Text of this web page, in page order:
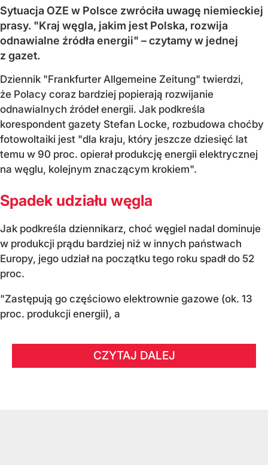
Sytuacja OZE w Polsce zwróciła uwagę niemieckiej
prasy. "Kraj węgla, jakim jest Polska, rozwija
odnawialne źródła energii" – czytamy w jednej
z gazet.
Dziennik "Frankfurter Allgemeine Zeitung" twierdzi,
że Polacy coraz bardziej popierają rozwijanie
odnawialnych źródeł energii. Jak podkreśla
korespondent gazety Stefan Locke, rozbudowa choćby
fotowoltaiki jest "dla kraju, który jeszcze dziesięć lat
temu w 90 proc. opierał produkcję energii elektrycznej
na węglu, kolejnym znaczącym krokiem".
Spadek udziału węgla
Jak podkreśla dziennikarz, choć węgiel nadal dominuje
w produkcji prądu bardziej niż w innych państwach
Europy, jego udział na początku tego roku spadł do 52
proc.
"Zastępują go częściowo elektrownie gazowe (ok. 13
proc. produkcji energii), a
CZYTAJ DALEJ